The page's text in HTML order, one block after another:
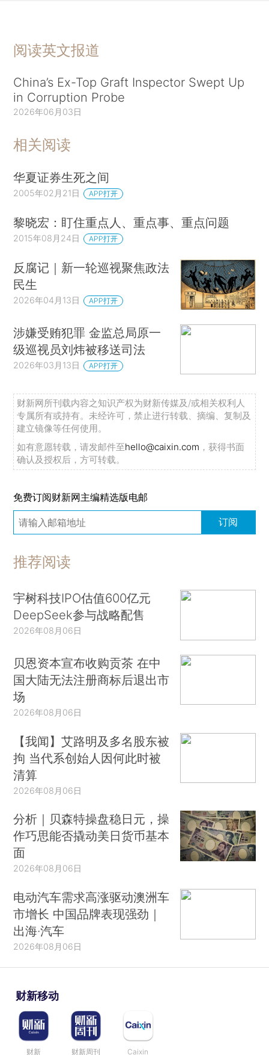
阅读英文报道
China’s Ex-Top Graft Inspector Swept Up
in Corruption Probe
2026年06月03日
相关阅读
华夏证券生死之间
2005年02月21日 APP打开
黎晓宏：盯住重点人、重点事、重点问题
2015年08月24日 APP打开
反腐记｜新一轮巡视聚焦政法
民生
2026年04月13日 APP打开
涉嫌受贿犯罪 金监总局原一
级巡视员刘炜被移送司法
2026年03月13日 APP打开
财新网所刊载内容之知识产权为财新传媒及/或相关权利人
专属所有或持有。未经许可，禁止进行转载、摘编、复制及
建立镜像等任何使用。
如有意愿转载，请发邮件至hello@caixin.com ，获得书面
确认及授权后，方可转载。
免费订阅财新网主编精选版电邮
订阅
推荐阅读
宇树科技IPO估值600亿元
DeepSeek参与战略配售
2026年08月06日
贝恩资本宣布收购贡茶 在中
国大陆无法注册商标后退出市
场
2026年08月06日
【我闻】艾路明及多名股东被
拘 当代系创始人因何此时被
清算
2026年08月06日
分析｜贝森特操盘稳日元，操
作巧思能否撬动美日货币基本
面
2026年08月06日
电动汽车需求高涨驱动澳洲车
市增长 中国品牌表现强劲｜
出海·汽车
2026年08月06日
财新移动
财新 财新周刊 Caixin